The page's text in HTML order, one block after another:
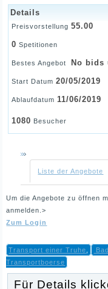
Details
Preisvorstellung55.00
0 Spetitionen
Bestes Angebot No bids
Start Datum20/05/2019
Ablaufdatum 11/06/2019
1080 Besucher
Liste der Angebote
Um die Angebote zu öffnen
anmelden.>
Zum Login
Transport einer Truhe
Transportboerse
Für Details